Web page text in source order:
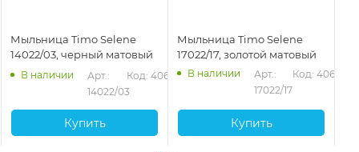
Мыльница Timo Selene
14022/03, черный матовый
В наличии
Арт.:
14022/03
Код: 40653
Купить
Мыльница Timo Selene
17022/17, золотой матовый
В наличии
Арт.:
17022/17
Код: 40654
Купить